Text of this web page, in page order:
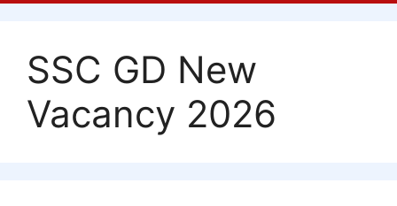
SSC GD New
Vacancy 2026